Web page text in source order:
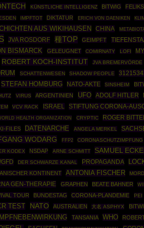
KÜNSTLICHE INTELLIGENZ BITWIG FELIKS
IMPFTOT DIKTATUR ERICH VON DAENIKEN
AUS WIKIHAUSEN CHINA
JVA ROSDORF 種TOP GEIMPFT
BISMARCK GELEUGNET COMIRNATY LOFI
ROBERT KOCH-INSTITUT JVA BREMERVÖRDE
SCHATTENWESEN SHADOW PEOPLE
STEFAN HOMBURG NATO-AKTE SINSHEIM
VIRUS ARGENTINIEN UFO ADOLF HITLER
VCV RACK ISRAEL STIFTUNG CORONA-
HEALTH ORGANIZATION CRYPTIC ROGER
FILES DATENARCHE ANGELA MERKEL
WODARG FFP2 CORONASCHUTZIMPFUNG
KODEX NSDAP ARNE SCHMITT SAMUEL
DER SCHWARZE KANAL PROPAGANDA
KONTINENT ANTONIA FISCHER MORD
GEN-THERAPIE GRAPHEN BEATE BAHNER
TOUR BUNDESTAG CORONA-PLANDEMIE PEI
TEST NATO AUSTRALIEN 大名 ASPHYX
IMPFNEBENWIRKUNG TANSANIA WHO